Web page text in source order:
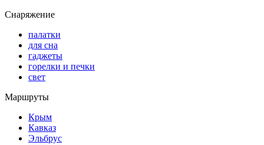
Снаряжение
палатки
для сна
гаджеты
горелки и печки
свет
Маршруты
Крым
Кавказ
Эльбрус